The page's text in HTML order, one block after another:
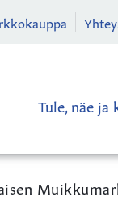
Tule, näe ja